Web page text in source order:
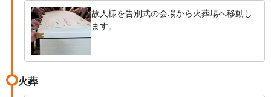
故人様を告別式の会場から火葬場へ移動し
ます。
火葬